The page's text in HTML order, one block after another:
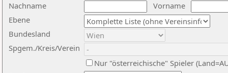
Nachname
Vorname
Ebene
Bundesland
Spgem./Kreis/Verein
Nur "österreichische" Spieler